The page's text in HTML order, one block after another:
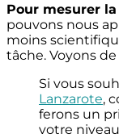
Pour mesurer
pouvons nous
moins
tâche. Voyons de
Si vous
Lanzarote,
ferons un
votre